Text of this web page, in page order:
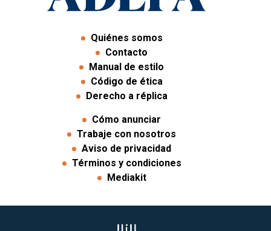
Quiénes somos
Contacto
Manual de estilo
Código de ética
Derecho a réplica
Cómo anunciar
Trabaje con nosotros
Aviso de privacidad
Términos y condiciones
Mediakit